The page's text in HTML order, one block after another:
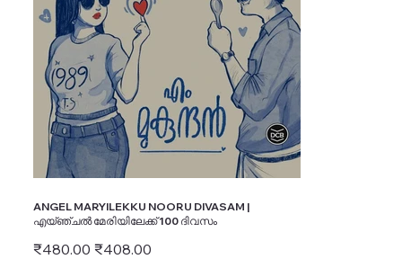
ANGEL MARYILEKKU NOORU DIVASAM |
എയ്ഞ്ചൽ മേരിയിലേക്ക് 100 ദിവസം
Original
price
₹480.00 Sale
price
₹408.00